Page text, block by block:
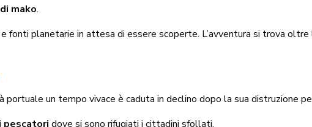
mako.
fonti planetarie in attesa di essere scoperte. L’avventura si trova
portuale un tempo vivace è caduta in declino dopo la sua distruzione
pescatori dove si sono rifugiati i cittadini sfollati.